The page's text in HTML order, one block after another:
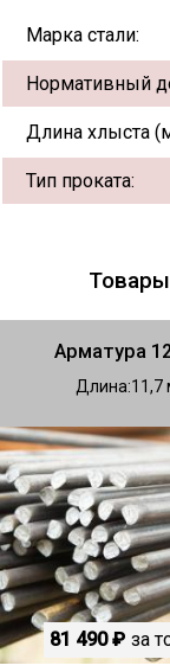
Марка стали:
Нормативный
Длина хлыста
Тип проката:
Арматура
Длина 11,7
81 490 ₽ за